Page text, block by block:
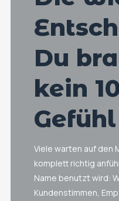
Du
kein
Gefühl
Viele warten auf den
komplett richtig
Name benutzt wird:
Kundenstimmen,